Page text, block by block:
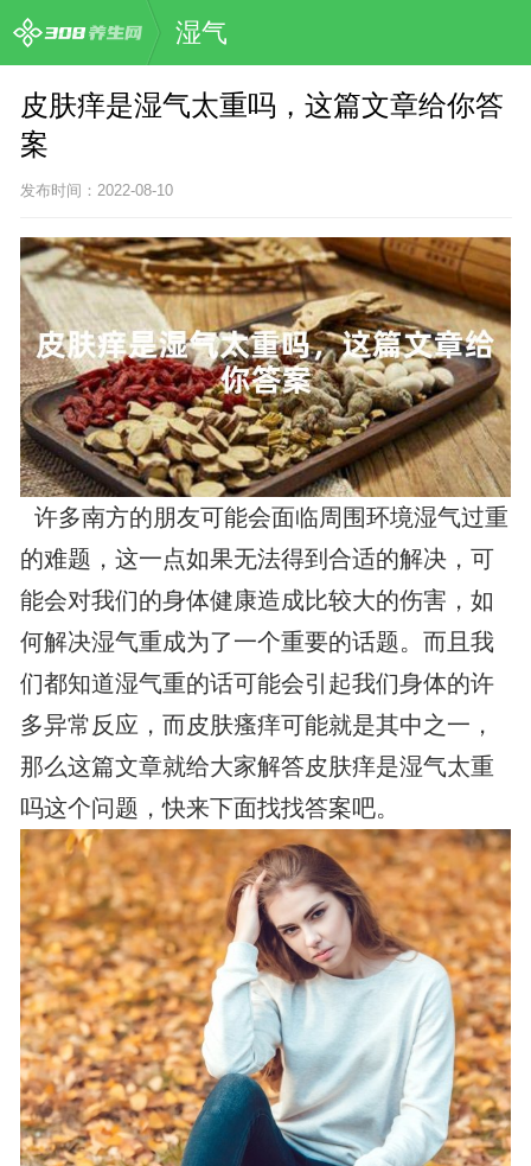
湿气
皮肤痒是湿气太重吗，这篇文章给你答
案
发布时间：2022-08-10
许多南方的朋友可能会面临周围环境湿气过重
的难题，这一点如果无法得到合适的解决，可
能会对我们的身体健康造成比较大的伤害，如
何解决湿气重成为了一个重要的话题。而且我
们都知道湿气重的话可能会引起我们身体的许
多异常反应，而皮肤瘙痒可能就是其中之一，
那么这篇文章就给大家解答皮肤痒是湿气太重
吗这个问题，快来下面找找答案吧。